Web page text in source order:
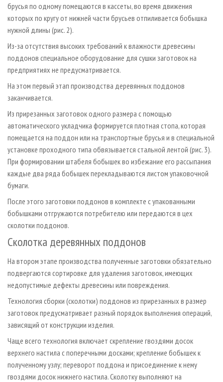
брусья по одному помещаются в кассеты, во время движения
которых по кругу от нижней части брусьев отпиливается бобышка
нужной длины (рис. 2).
Из-за отсутствия высоких требований к влажности древесины
поддонов специальное оборудование для сушки заготовок на
предприятиях не предусматривается.
На этом первый этап производства деревянных поддонов
заканчивается.
Из прирезанных заготовок одного размера с помощью
автоматического укладчика формируется плотная стопа, которая
помещается на поддон или на транспортные брусья и в специальной
установке проходного типа обвязывается стальной лентой (рис. 3).
При формировании штабеля бобышек во избежание его рассыпания
каждые два ряда бобышек перекладываются листом упаковочной
бумаги.
После этого заготовки поддонов в комплекте с упакованными
бобышками отгружаются потребителю или передаются в цех
сколотки поддонов.
Сколотка деревянных поддонов
На втором этапе производства полученные заготовки обязательно
подвергаются сортировке для удаления заготовок, имеющих
недопустимые дефекты древесины или повреждения.
Технология сборки (сколотки) поддонов из прирезанных в размер
заготовок предусматривает разный порядок выполнения операций,
зависящий от конструкции изделия.
Чаще всего технология включает скрепление гвоздями досок
верхнего настила с поперечными досками; крепление бобышек к
полученному узлу; переворот поддона и присоединение к нему
гвоздями досок нижнего настила. Сколотку выполняют на